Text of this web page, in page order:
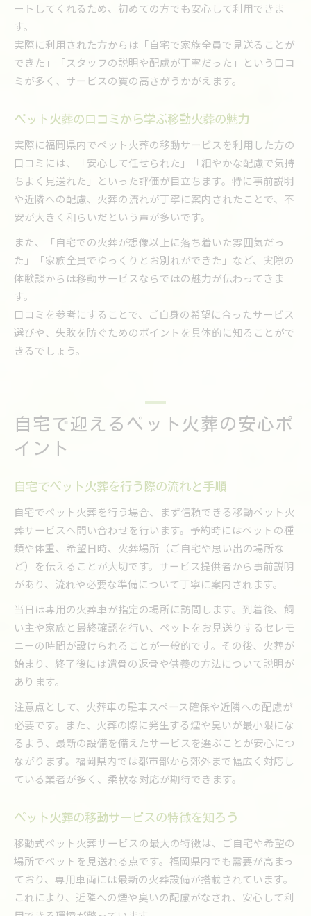
ートしてくれるため、初めての方でも安心して利用できま
す。
実際に利用された方からは「自宅で家族全員で見送ることが
できた」「スタッフの説明や配慮が丁寧だった」という口コ
ミが多く、サービスの質の高さがうかがえます。
ペット火葬の口コミから学ぶ移動火葬の魅力
実際に福岡県内でペット火葬の移動サービスを利用した方の
口コミには、「安心して任せられた」「細やかな配慮で気持
ちよく見送れた」といった評価が目立ちます。特に事前説明
や近隣への配慮、火葬の流れが丁寧に案内されたことで、不
安が大きく和らいだという声が多いです。
また、「自宅での火葬が想像以上に落ち着いた雰囲気だっ
た」「家族全員でゆっくりとお別れができた」など、実際の
体験談からは移動サービスならではの魅力が伝わってきま
す。
口コミを参考にすることで、ご自身の希望に合ったサービス
選びや、失敗を防ぐためのポイントを具体的に知ることがで
きるでしょう。
自宅で迎えるペット火葬の安心ポ
イント
自宅でペット火葬を行う際の流れと手順
自宅でペット火葬を行う場合、まず信頼できる移動ペット火
葬サービスへ問い合わせを行います。予約時にはペットの種
類や体重、希望日時、火葬場所（ご自宅や思い出の場所な
ど）を伝えることが大切です。サービス提供者から事前説明
があり、流れや必要な準備について丁寧に案内されます。
当日は専用の火葬車が指定の場所に訪問します。到着後、飼
い主や家族と最終確認を行い、ペットをお見送りするセレモ
ニーの時間が設けられることが一般的です。その後、火葬が
始まり、終了後には遺骨の返骨や供養の方法について説明が
あります。
注意点として、火葬車の駐車スペース確保や近隣への配慮が
必要です。また、火葬の際に発生する煙や臭いが最小限にな
るよう、最新の設備を備えたサービスを選ぶことが安心につ
ながります。福岡県内では都市部から郊外まで幅広く対応し
ている業者が多く、柔軟な対応が期待できます。
ペット火葬の移動サービスの特徴を知ろう
移動式ペット火葬サービスの最大の特徴は、ご自宅や希望の
場所でペットを見送れる点です。福岡県内でも需要が高まっ
ており、専用車両には最新の火葬設備が搭載されています。
これにより、近隣への煙や臭いの配慮がなされ、安心して利